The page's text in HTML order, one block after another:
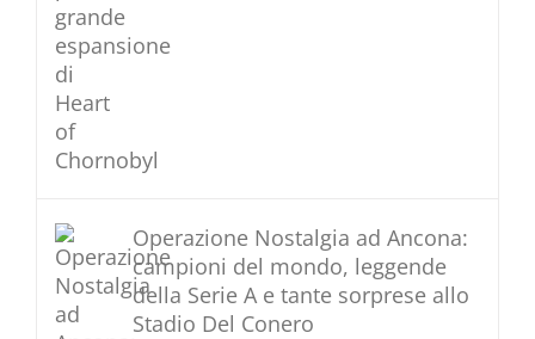
Operazione Nostalgia ad Ancona:
campioni del mondo, leggende
della Serie A e tante sorprese allo
Stadio Del Conero